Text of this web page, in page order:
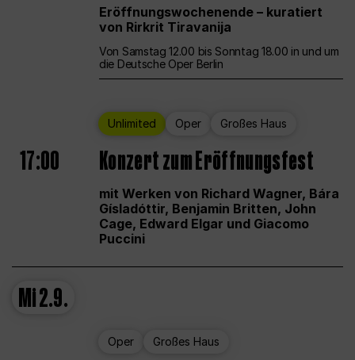
Eröffnungswochenende – kuratiert
von Rirkrit Tiravanija
Von Samstag 12.00 bis Sonntag 18.00 in und um
die Deutsche Oper Berlin
Unlimited Oper Großes Haus
17:00 Konzert zum Eröffnungsfest
mit Werken von Richard Wagner, Bára
Gísladóttir, Benjamin Britten, John
Cage, Edward Elgar und Giacomo
Puccini
Mi2.9.
Oper Großes Haus